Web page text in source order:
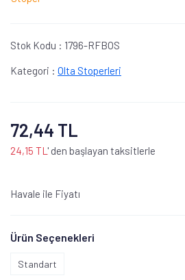
Stok Kodu : 1796-RFBOS
Kategori : Olta Stoperleri
72,44 TL
24,15 TL ' den başlayan taksitlerle
Havale ile Fiyatı
Ürün Seçenekleri
Standart